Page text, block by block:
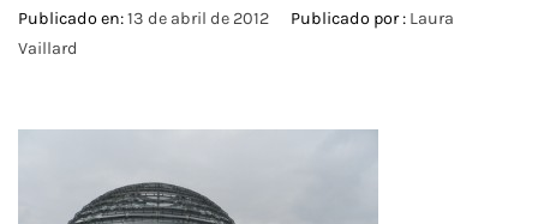
Publicado en:13 de abril de 2012 Publicado por : Laura
Vaillard